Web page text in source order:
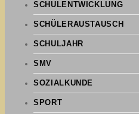
SCHULENTWICKLUNG
SCHÜLERAUSTAUSCH
SCHULJAHR
SMV
SOZIALKUNDE
SPORT